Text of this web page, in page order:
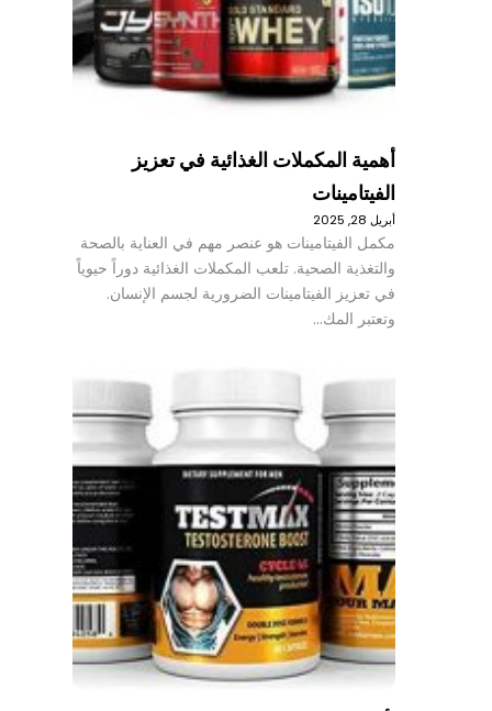
أهمية المكملات الغذائية في تعزيز
الفيتامينات
أبريل 28, 2025
مكمل الفيتامينات هو عنصر مهم في العناية بالصحة
والتغذية الصحية. تلعب المكملات الغذائية دوراً حيوياً
في تعزيز الفيتامينات الضرورية لجسم الإنسان.
وتعتبر المك…